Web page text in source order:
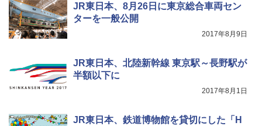
[キャンパーズコレクション 山善] 傘みたいに
広げるだけ パッとサッとテント キューブワ
イド ブラックコーティング フルクローズ メ
￥-
ポインターライト 強力 小型 緑色/赤色/青紫色
USB充電式 高精度 超長距離照射 長時間使用
可能 安全ロック付き 高安全性 金属製耐久 コ
￥1,180
JR東日本、8月26日に東京総合車両セン
ターを一般公開
2017年8月9日
JR東日本、北陸新幹線 東京駅～長野駅が
半額以下に
2017年8月1日
JR東日本、鉄道博物館を貸切にした「H